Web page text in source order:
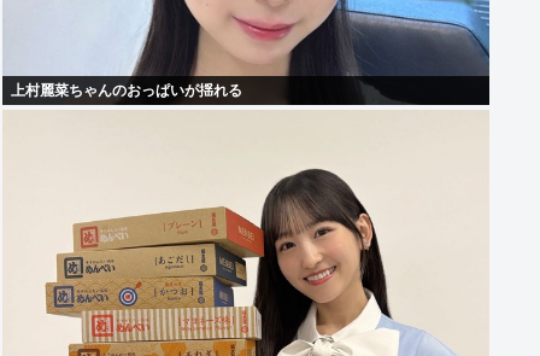
上村麗菜ちゃんのおっぱいが揺れる